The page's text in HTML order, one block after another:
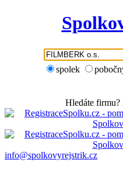
spolek
Hledáte firmu?
info@spolkovyrejstrik.cz